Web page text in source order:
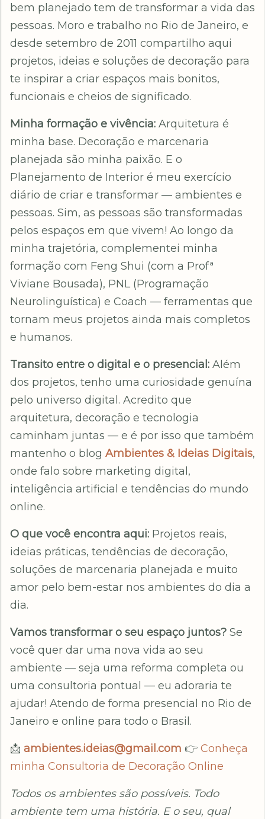
bem planejado tem de transformar a vida das
pessoas. Moro e trabalho no Rio de Janeiro, e
desde setembro de 2011 compartilho aqui
projetos, ideias e soluções de decoração para
te inspirar a criar espaços mais bonitos,
funcionais e cheios de significado.
Minha formação e vivência: Arquitetura é
minha base. Decoração e marcenaria
planejada são minha paixão. E o
Planejamento de Interior é meu exercício
diário de criar e transformar — ambientes e
pessoas. Sim, as pessoas são transformadas
pelos espaços em que vivem! Ao longo da
minha trajetória, complementei minha
formação com Feng Shui (com a Profª
Viviane Bousada), PNL (Programação
Neurolinguística) e Coach — ferramentas que
tornam meus projetos ainda mais completos
e humanos.
Transito entre o digital e o presencial: Além
dos projetos, tenho uma curiosidade genuína
pelo universo digital. Acredito que
arquitetura, decoração e tecnologia
caminham juntas — e é por isso que também
mantenho o blog Ambientes & Ideias Digitais,
onde falo sobre marketing digital,
inteligência artificial e tendências do mundo
online.
O que você encontra aqui: Projetos reais,
ideias práticas, tendências de decoração,
soluções de marcenaria planejada e muito
amor pelo bem-estar nos ambientes do dia a
dia.
Vamos transformar o seu espaço juntos? Se
você quer dar uma nova vida ao seu
ambiente — seja uma reforma completa ou
uma consultoria pontual — eu adoraria te
ajudar! Atendo de forma presencial no Rio de
Janeiro e online para todo o Brasil.
📩 ambientes.ideias@gmail.com 👉 Conheça
minha Consultoria de Decoração Online
Todos os ambientes são possíveis. Todo
ambiente tem uma história. E o seu, qual